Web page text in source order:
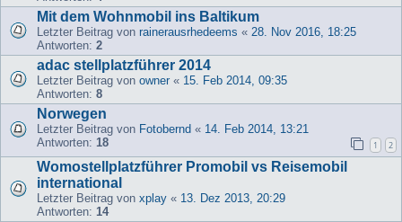
Mit dem Wohnmobil ins Baltikum
Letzter Beitrag von rainerausrhedeems « 28. Nov 2016, 18:25
Antworten: 2
adac stellplatzführer 2014
Letzter Beitrag von owner « 15. Feb 2014, 09:35
Antworten: 8
Norwegen
Letzter Beitrag von Fotobernd « 14. Feb 2014, 13:21
Antworten: 18 1 2
Womostellplatzführer Promobil vs Reisemobil
international
Letzter Beitrag von xplay « 13. Dez 2013, 20:29
Antworten: 14